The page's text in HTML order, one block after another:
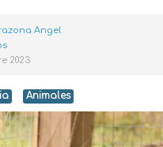
Angel
2023
Animales